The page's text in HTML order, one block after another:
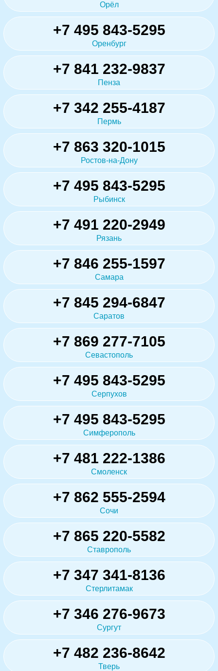
Орёл
+7 495 843-5295
Оренбург
+7 841 232-9837
Пенза
+7 342 255-4187
Пермь
+7 863 320-1015
Ростов-на-Дону
+7 495 843-5295
Рыбинск
+7 491 220-2949
Рязань
+7 846 255-1597
Самара
+7 845 294-6847
Саратов
+7 869 277-7105
Севастополь
+7 495 843-5295
Серпухов
+7 495 843-5295
Симферополь
+7 481 222-1386
Смоленск
+7 862 555-2594
Сочи
+7 865 220-5582
Ставрополь
+7 347 341-8136
Стерлитамак
+7 346 276-9673
Сургут
+7 482 236-8642
Тверь